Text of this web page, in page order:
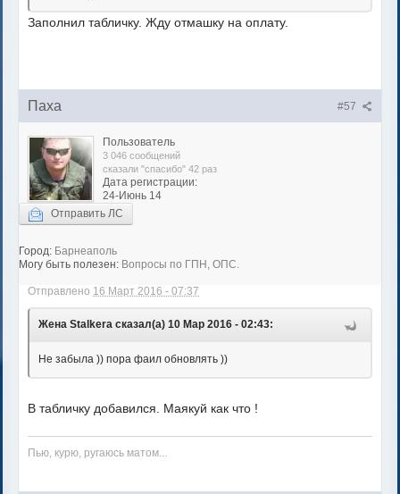
Заполнил табличку. Жду отмашку на оплату.
#57
Паха
Пользователь
3 046 сообщений
сказали "спасибо" 42 раз
Дата регистрации:
24-Июнь 14
Отправить ЛС
Город: Барнеаполь
Могу быть полезен: Вопросы по ГПН, ОПС.
Отправлено 16 Март 2016 - 07:37
Жена Stalkera сказал(а) 10 Мар 2016 - 02:43:
Не забыла )) пора фаил обновлять ))
В табличку добавился. Маякуй как что !
Пью, курю, ругаюсь матом...